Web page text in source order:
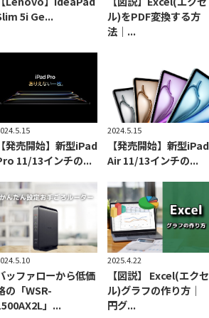
5i Ge...
ル)をPDF変換する方
法｜...
【発売開始】新型iPad
11/13インチの...
2024.5.15
【発売開始】新型iPad
Air 11/13インチの...
ッファローから低価
の「WSR-
」...
2025.4.22
【図説】 Excel(エクセ
ル)グラフの作り方｜
円グ...